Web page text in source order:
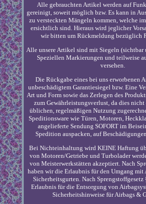
Alle gebrauchten Artikel werden auf
gereinigt, soweit möglich bzw. Es kann in
zu versteckten Mängeln kommen, welche
ersichtlich sind. Hieraus wird jeglicher
wir bitten um Rückmeldung bezüglich
Alle unsere Artikel sind mit Siegeln (sichtbar
Speziellen Markierungen und teilweise
versehen.
Die Rückgabe eines bei uns erworbenen
unbeschädigtem Garantiesiegel bzw. Eine
Art und Form sowie das Zerlegen des
zum Gewährleistungsverlust, da dies nicht
üblichen, regelmäßigen Nutzung
Speditionsware wie Türen, Motoren,
angelieferte Sendung SOFORT im
Spedition auspacken, auf
Bei Nichteinhaltung wird KEINE Haftung
von Motoren/Getriebe und Turbolader
von Meisterwerkstätten akzeptiert. Nach
haben wir die Erlaubnis für den Umgang mit
Sicherheitsgurten. Nach
Erlaubnis für die Entsorgung von
Sicherheitshinweise für Airbags &